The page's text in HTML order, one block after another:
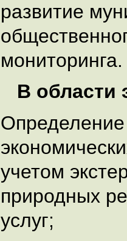
развитие
мониторинга.
В области
учетом
природных
услуг;